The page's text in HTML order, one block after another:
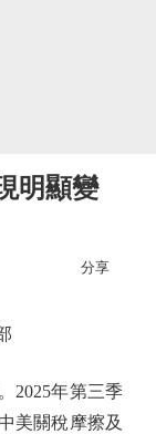
明顯變
分享
年第三季
美關稅摩擦及